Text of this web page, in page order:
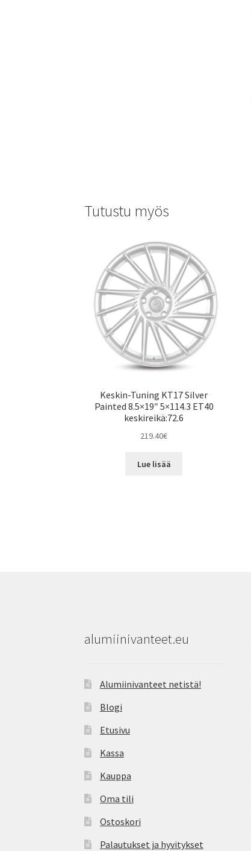
Tutustu myös
Keskin-Tuning KT17 Silver
Painted 8.5×19″ 5×114.3 ET40
keskireikä:72.6
219.40€
Lue lisää
alumiinivanteet.eu
Alumiinivanteet netistä!
Blogi
Etusivu
Kassa
Kauppa
Oma tili
Ostoskori
Palautukset ja hyvitykset